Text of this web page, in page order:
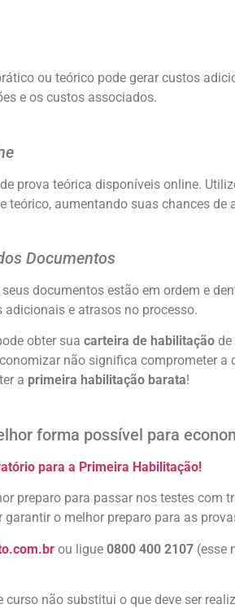
ou teórico pode gerar custos
e os custos associados.
prova teórica disponíveis online.
teórico, aumentando suas chances
Documentos
documentos estão em ordem e
e atrasos no processo.
obter sua carteira de habilitação
não significa comprometer a
a primeira habilitação barata!
forma possível para
para a Primeira Habilitação!
preparo para passar nos testes com
garantir o melhor preparo para as
ou ligue 0800 400 2107 (esse
não substitui o que deve ser